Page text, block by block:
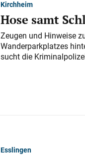
Kirchheim
Hose samt
Zeugen und Hinweise
Wanderparkplatzes
sucht die
Esslingen